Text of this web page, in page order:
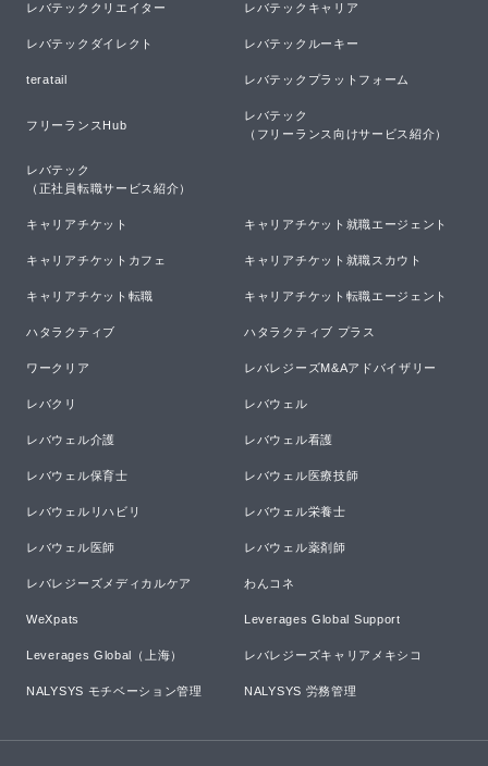
レバテッククリエイター レバテックキャリア
レバテックダイレクト レバテックルーキー
teratail レバテックプラットフォーム
フリーランスHub
レバテック
（フリーランス向けサービス紹介）
レバテック
（正社員転職サービス紹介）
キャリアチケット キャリアチケット就職エージェント
キャリアチケットカフェ キャリアチケット就職スカウト
キャリアチケット転職 キャリアチケット転職エージェント
ハタラクティブ ハタラクティブ プラス
ワークリア レバレジーズM&Aアドバイザリー
レバクリ レバウェル
レバウェル介護 レバウェル看護
レバウェル保育士 レバウェル医療技師
レバウェルリハビリ レバウェル栄養士
レバウェル医師 レバウェル薬剤師
レバレジーズメディカルケア わんコネ
WeXpats Leverages Global Support
Leverages Global（上海） レバレジーズキャリアメキシコ
NALYSYS モチベーション管理 NALYSYS 労務管理